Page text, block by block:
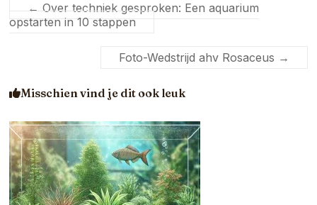
← Over techniek gesproken: Een aquarium
opstarten in 10 stappen
Foto-Wedstrijd ahv Rosaceus →
Misschien vind je dit ook leuk